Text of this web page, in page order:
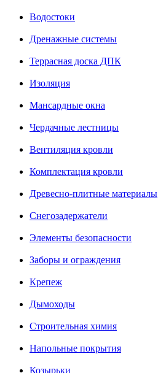
Водостоки
Дренажные системы
Террасная доска ДПК
Изоляция
Мансардные окна
Чердачные лестницы
Вентиляция кровли
Комплектация кровли
Древесно-плитные материалы
Снегозадержатели
Элементы безопасности
Заборы и ограждения
Крепеж
Дымоходы
Строительная химия
Напольные покрытия
Козырьки